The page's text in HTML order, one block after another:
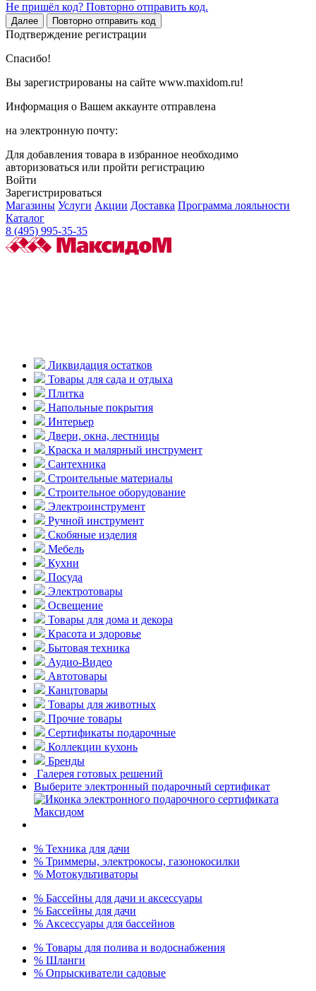
Не пришёл код? Повторно отправить код.
Далее Повторно отправить код
Подтверждение регистрации
Спасибо!
Вы зарегистрированы на сайте www.maxidom.ru!
Информация о Вашем аккаунте отправлена
на электронную почту:
Для добавления товара в избранное необходимо
авторизоваться или пройти регистрацию
Войти
Зарегистрироваться
Магазины Услуги Акции Доставка Программа лояльности
Каталог
8 (495) 995-35-35
Ликвидация остатков
Товары для сада и отдыха
Плитка
Напольные покрытия
Интерьер
Двери, окна, лестницы
Краска и малярный инструмент
Сантехника
Строительные материалы
Строительное оборудование
Электроинструмент
Ручной инструмент
Скобяные изделия
Мебель
Кухни
Посуда
Электротовары
Освещение
Товары для дома и декора
Красота и здоровье
Бытовая техника
Аудио-Видео
Автотовары
Канцтовары
Товары для животных
Прочие товары
Сертификаты подарочные
Коллекции кухонь
Бренды
Галерея готовых решений
Выберите электронный подарочный сертификат
% Техника для дачи
% Триммеры, электрокосы, газонокосилки
% Мотокультиваторы
% Бассейны для дачи и аксессуары
% Бассейны для дачи
% Аксессуары для бассейнов
% Товары для полива и водоснабжения
% Шланги
% Опрыскиватели садовые